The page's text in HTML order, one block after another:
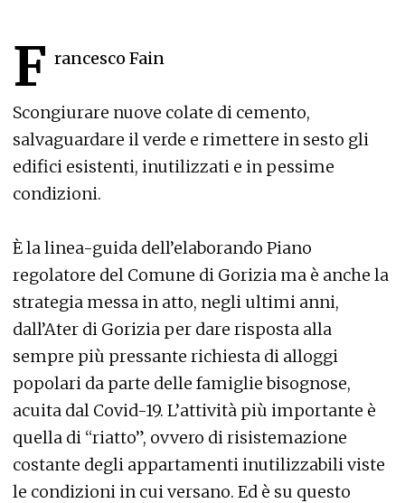
F rancesco Fain
Scongiurare nuove colate di cemento,
salvaguardare il verde e rimettere in sesto gli
edifici esistenti, inutilizzati e in pessime
condizioni.
È la linea-guida dell’elaborando Piano
regolatore del Comune di Gorizia ma è anche la
strategia messa in atto, negli ultimi anni,
dall’Ater di Gorizia per dare risposta alla
sempre più pressante richiesta di alloggi
popolari da parte delle famiglie bisognose,
acuita dal Covid-19. L’attività più importante è
quella di “riatto”, ovvero di risistemazione
costante degli appartamenti inutilizzabili viste
le condizioni in cui versano. Ed è su questo